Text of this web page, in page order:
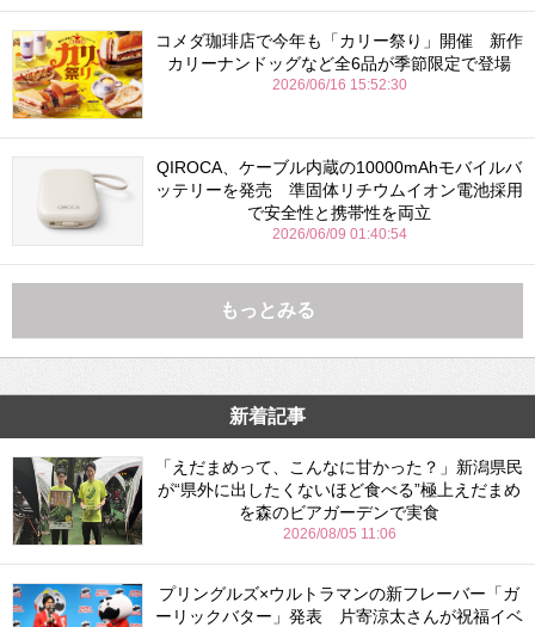
コメダ珈琲店で今年も「カリー祭り」開催 新作
カリーナンドッグなど全6品が季節限定で登場
2026/06/16 15:52:30
QIROCA、ケーブル内蔵の10000mAhモバイルバ
ッテリーを発売 準固体リチウムイオン電池採用
で安全性と携帯性を両立
2026/06/09 01:40:54
もっとみる
新着記事
「えだまめって、こんなに甘かった？」新潟県民
が“県外に出したくないほど食べる”極上えだまめ
を森のビアガーデンで実食
2026/08/05 11:06
プリングルズ×ウルトラマンの新フレーバー「ガ
ーリックバター」発表 片寄涼太さんが祝福イベ